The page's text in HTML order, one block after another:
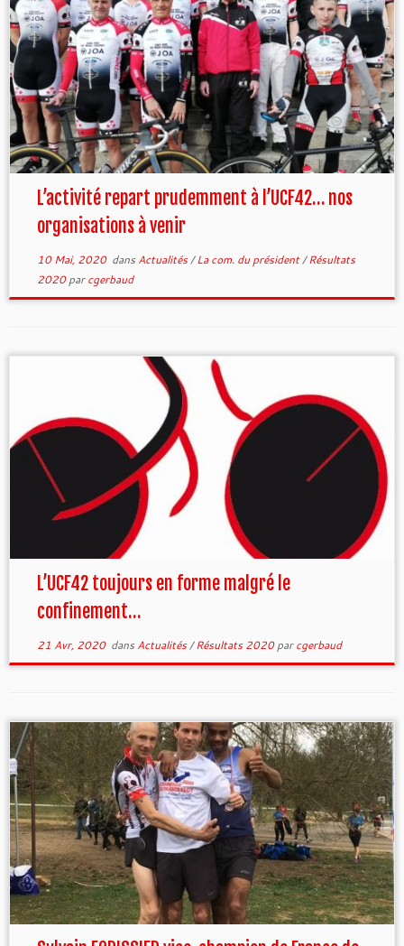
L’activité repart prudemment à l’UCF42… nos
organisations à venir
10 Mai, 2020dans Actualités/La com. du président/Résultats
2020parcgerbaud
L’UCF42 toujours en forme malgré le
confinement…
21 Avr, 2020dans Actualités/Résultats 2020parcgerbaud